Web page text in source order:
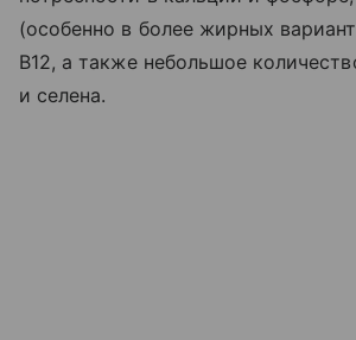
(особенно в более жирных
B12, а также небольшое
и селена.